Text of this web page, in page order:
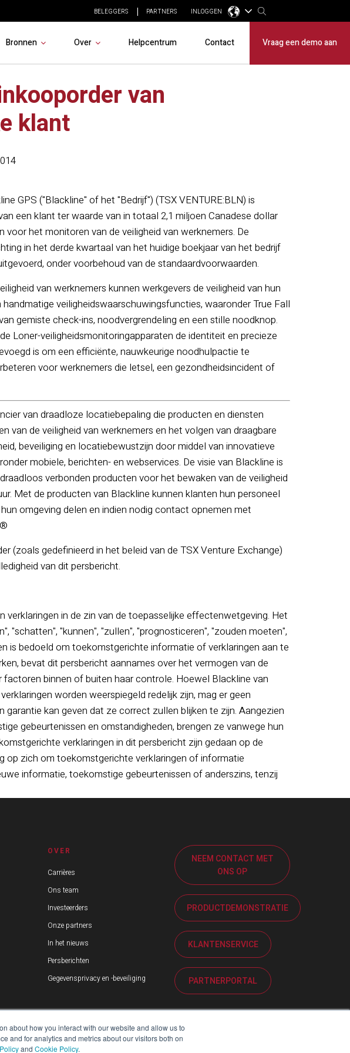
about how you interact with our website and allow us to
and for analytics and metrics about our visitors both on
and Cookie Policy.
BELEGGERS PARTNERS INLOGGEN
Bronnen Over Helpcentrum Contact Vraag een demo aan
van
klant
GPS ("Blackline" of het "Bedrijf") (TSX VENTURE:BLN) is
een klant ter waarde van in totaal 2,1 miljoen Canadese dollar
het monitoren van de veiligheid van werknemers. De
in het derde kwartaal van het huidige boekjaar van het bedrijf
onder voorbehoud van de standaardvoorwaarden.
van werknemers kunnen werkgevers de veiligheid van hun
veiligheidswaarschuwingsfuncties, waaronder True Fall
gemiste check-ins, noodvergrendeling en een stille noodknop.
Loner-veiligheidsmonitoringapparaten de identiteit en precieze
is om een efficiënte, nauwkeurige noodhulpactie te
voor werknemers die letsel, een gezondheidsincident of
van draadloze locatiebepaling die producten en diensten
de veiligheid van werknemers en het volgen van draagbare
beveiliging en locatiebewustzijn door middel van innovatieve
mobiele, berichten- en webservices. De visie van Blackline is
verbonden producten voor het bewaken van de veiligheid
Met de producten van Blackline kunnen klanten hun personeel
omgeving delen en indien nodig contact opnemen met
(zoals gedefinieerd in het beleid van de TSX Venture Exchange)
van dit persbericht.
in de zin van de toepasselijke effectenwetgeving. Het
"schatten", "kunnen", "zullen", "prognosticeren", "zouden moeten",
is bedoeld om toekomstgerichte informatie of verklaringen aan te
bevat dit persbericht aannames over het vermogen van de
binnen of buiten haar controle. Hoewel Blackline van
worden weerspiegeld redelijk zijn, mag er geen
kan geven dat ze correct zullen blijken te zijn. Aangezien
gebeurtenissen en omstandigheden, brengen ze vanwege hun
verklaringen in dit persbericht zijn gedaan op de
op zich om toekomstgerichte verklaringen of informatie
informatie, toekomstige gebeurtenissen of anderszins, tenzij
OVER
Carrières
Ons team
Investeerders
Onze partners
In het nieuws
Persberichten
Gegevensprivacy en -beveiliging
NEEM CONTACT MET
ONS OP
PRODUCTDEMONSTRATIE
KLANTENSERVICE
PARTNERPORTAL